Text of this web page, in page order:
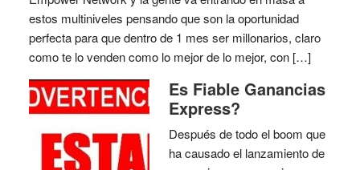
estos multiniveles pensando que son la oportunidad
perfecta para que dentro de 1 mes ser millonarios, claro
como te lo venden como lo mejor de lo mejor, con […]
Es Fiable Ganancias
Express?
Después de todo el boom que
ha causado el lanzamiento de